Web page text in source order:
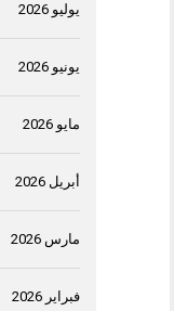
يوليو 2026
يونيو 2026
مايو 2026
أبريل 2026
مارس 2026
فبراير 2026